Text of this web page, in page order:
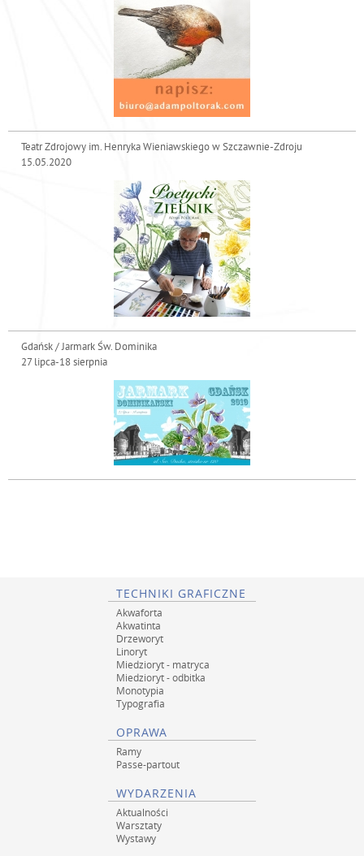
Teatr Zdrojowy im. Henryka Wieniawskiego w Szczawnie-Zdroju
15.05.2020
Gdańsk / Jarmark Św. Dominika
27 lipca-18 sierpnia
TECHNIKI GRAFICZNE
Akwaforta
Akwatinta
Drzeworyt
Linoryt
Miedzioryt - matryca
Miedzioryt - odbitka
Monotypia
Typografia
OPRAWA
Ramy
Passe-partout
WYDARZENIA
Aktualności
Warsztaty
Wystawy